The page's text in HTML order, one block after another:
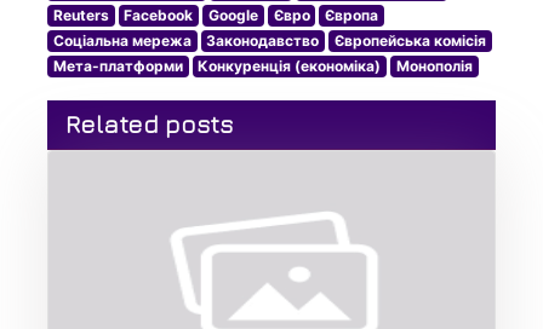
Reuters
Facebook Google Євро
Європа
Соціальна мережа
Законодавство
Європейська комісія
Мета-платформи
Конкуренція (економіка) Монополія
Related posts